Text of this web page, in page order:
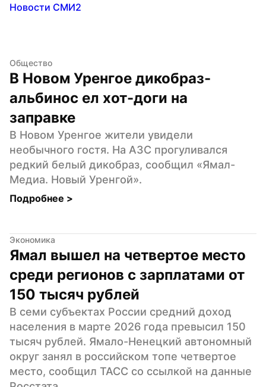
Новости СМИ2
Общество
В Новом Уренгое дикобраз-
альбинос ел хот-доги на
заправке
В Новом Уренгое жители увидели
необычного гостя. На АЗС прогуливался
редкий белый дикобраз, сообщил «Ямал-
Медиа. Новый Уренгой».
Подробнее >
Экономика
Ямал вышел на четвертое место
среди регионов с зарплатами от
150 тысяч рублей
В семи субъектах России средний доход
населения в марте 2026 года превысил 150
тысяч рублей. Ямало-Ненецкий автономный
округ занял в российском топе четвертое
место, сообщил ТАСС со ссылкой на данные